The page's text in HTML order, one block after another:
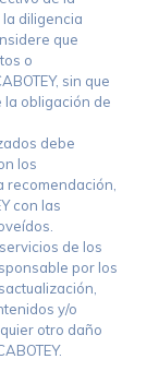
diligencia
que
o
sin que
la obligación de
debe
los
recomendación,
con las
de los
por los
y/o
otro daño